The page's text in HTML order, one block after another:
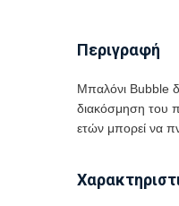
Περιγραφή
Μπαλόνι Bubble
διακόσμηση του
ετών μπορεί να